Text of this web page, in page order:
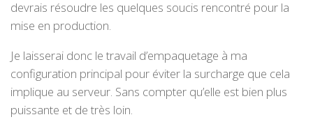
devrais résoudre les quelques soucis rencontré pour la
mise en production.
Je laisserai donc le travail d’empaquetage à ma
configuration principal pour éviter la surcharge que cela
implique au serveur. Sans compter qu’elle est bien plus
puissante et de très loin.